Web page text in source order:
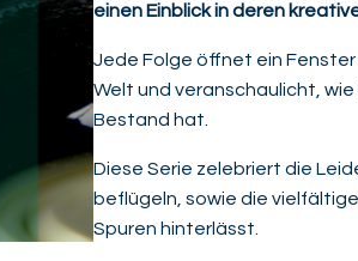
einen Einblick in deren
Jede Folge öffnet ein Fenster
Welt und veranschaulicht,
Bestand hat.
Diese Serie zelebriert die
beflügeln, sowie die
Spuren hinterlässt.